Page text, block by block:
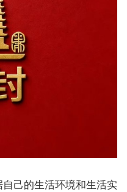
己的生活环境和生活实